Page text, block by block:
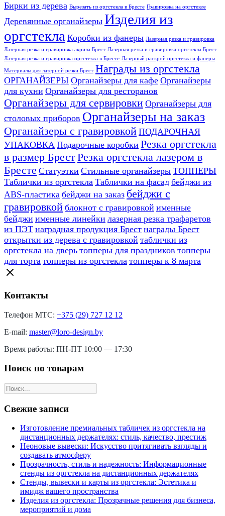
Бирки из дерева Вырезать из оргстекла в Бресте Гравировка на оргстекле
Деревянные органайзеры Изделия из
оргстекла Коробки из фанеры Лазерная резка и гравировка
Лазерная резка и гравировка акрила Брест Лазерная резка и гравировка оргстекла Брест
Лазерная резка и гравировка оргстекла в Бресте Лазерный раскрой оргстекла и фанеры
Материалы для лазерной резки Брест Награды из оргстекла
ОРГАНАЙЗЕРЫ Органайзеры для кафе Органайзеры
для кухни Органайзеры для ресторанов
Органайзеры для сервировки Органайзеры для
столовых приборов Органайзеры на заказ
Органайзеры с гравировкой ПОДАРОЧНАЯ
УПАКОВКА Подарочные коробки Резка оргстекла
в размер БрестРезка оргстекла лазером в
Бресте Статуэтки Стильные органайзеры ТОППЕРЫ
Таблички из оргстекла Таблички на фасад бейджи из
ABS-пластика бейджи на заказ бейджи с
гравировкой блокнот с гравировкой именные
бейджи именные линейки лазерная резка трафаретов
из ПЭТ наградная продукция Брест награды Брест
открытки из дерева с гравировкой таблички из
оргстекла на дверь топперы для праздников топперы
для торта топперы из оргстекла топперы к 8 марта
Контакты
Телефон МТС: +375 (29) 727 12 12
E-mail: master@loro-design.by
Время работы: ПН-ПТ 10:00 — 17:30
Поиск по товарам
Свежие записи
Изготовление премиальных табличек из оргстекла на
дистанционных держателях: стиль, качество, престиж
Неоновые вывески: Искусство притягивать взгляды и
создавать атмосферу
Прозрачность, стиль и надежность: Информационные
стенды из оргстекла на дистанционных держателях
Стенды, вывески и карты из оргстекла: Эстетика и
имидж вашего пространства
Изделия из оргстекла: Прозрачные решения для бизнеса,
мероприятий и дома